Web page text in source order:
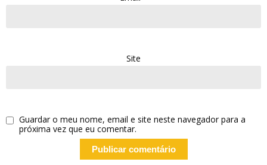
Site
Guardar o meu nome, email e site neste navegador para a
próxima vez que eu comentar.